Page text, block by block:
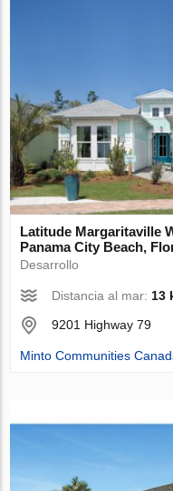
Latitude Margaritaville
Panama City Beach,
Desarrollo
Distancia al mar: 13
9201 Highway 79
Minto Communities